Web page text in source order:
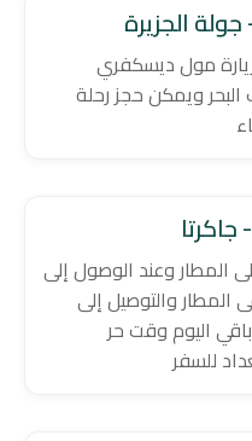
جولة الجزيرة
8 ساعات لزيارة مول ديسكفري
ويمكن حجز رحلة
جاكرتا
المطار وعند الوصول إلى
المطار والتوصيل إلى
اليوم وقت حر
للسفر